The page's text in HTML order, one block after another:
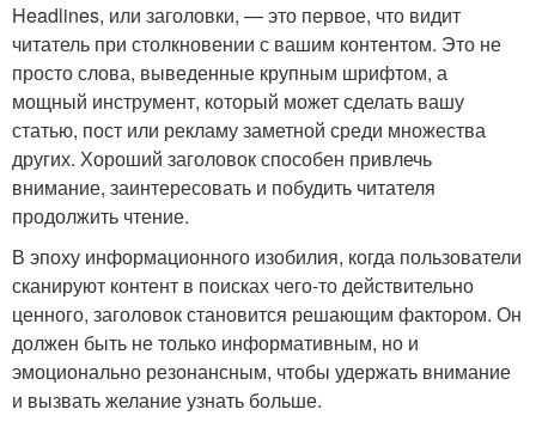
Headlines, или заголовки, — это первое, что видит
читатель при столкновении с вашим контентом. Это не
просто слова, выведенные крупным шрифтом, а
мощный инструмент, который может сделать вашу
статью, пост или рекламу заметной среди множества
других. Хороший заголовок способен привлечь
внимание, заинтересовать и побудить читателя
продолжить чтение.
В эпоху информационного изобилия, когда пользователи
сканируют контент в поисках чего-то действительно
ценного, заголовок становится решающим фактором. Он
должен быть не только информативным, но и
эмоционально резонансным, чтобы удержать внимание
и вызвать желание узнать больше.